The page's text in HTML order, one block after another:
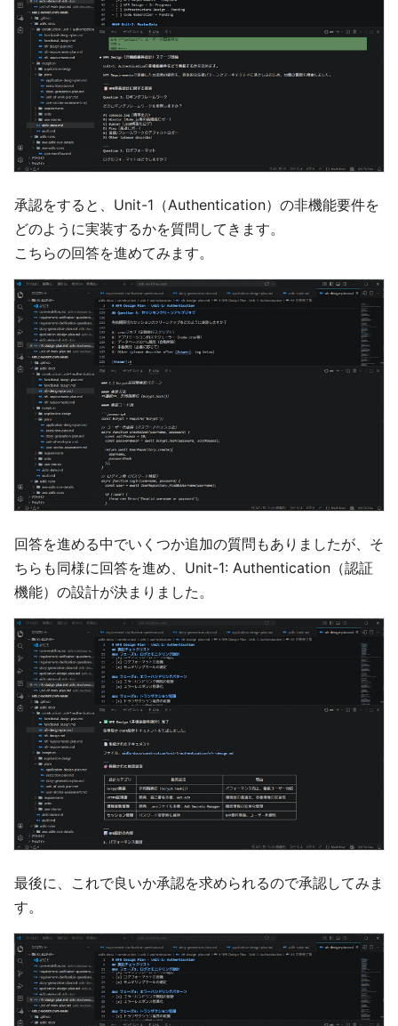
承認をすると、Unit-1（Authentication）の非機能要件を
どのように実装するかを質問してきます。
こちらの回答を進めてみます。
回答を進める中でいくつか追加の質問もありましたが、そ
ちらも同様に回答を進め、Unit-1: Authentication（認証
機能）の設計が決まりました。
最後に、これで良いか承認を求められるので承認してみま
す。